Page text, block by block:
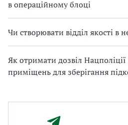
в операційному блоці
Чи створювати відділ якості в
Як отримати дозвіл
приміщень для зберігання